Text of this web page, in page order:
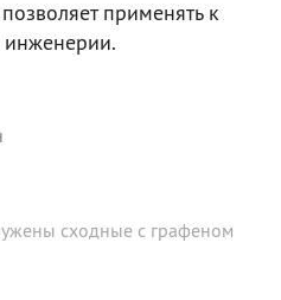
применять к
сходные с графеном